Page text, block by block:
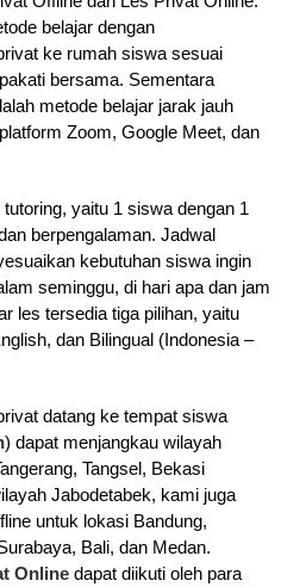
belajar dengan
ke rumah siswa sesuai
bersama. Sementara
metode belajar jarak jauh
Zoom, Google Meet, dan
yaitu 1 siswa dengan 1
berpengalaman. Jadwal
kebutuhan siswa ingin
seminggu, di hari apa dan jam
les tersedia tiga pilihan, yaitu
dan Bilingual (Indonesia –
datang ke tempat siswa
) dapat menjangkau wilayah
Tangsel, Bekasi
Jabodetabek, kami juga
untuk lokasi Bandung,
Bali, dan Medan.
Onlinedapat diikuti oleh para